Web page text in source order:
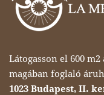
Látogasson el 600
magában foglaló
1023 Budapest, II.